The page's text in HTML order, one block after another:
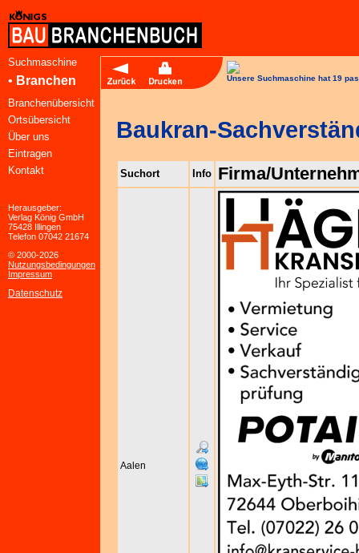
Suchmaschine
• Branchen
Branchenübersicht
Ortsübersicht
Über uns
Eintragen
Kontakt
Herausgeber:
Verlag König GmbH
75428 Illingen
Telefon 07042 21674
© 2000-2026
Nutzungsbedingungen
Impressum
Datenschutz
Unsere Suchmaschine hat 19
Baukran-
Suchort Info Firma/
Aalen